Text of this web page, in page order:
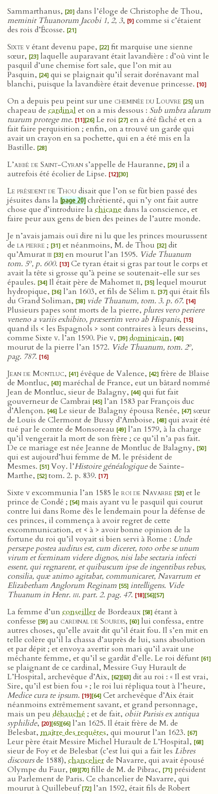
Sammarthanus, [20] dans l’éloge de Christophe de Thou,
meminit Thuanorum Jacobi 1, 2, 3, [9] comme si c’étaient
des rois d’Écosse. [21]
Sixte vétant devenu pape, [22] fit marquise une sienne
sœur, [23] laquelle auparavant était lavandière : d’où vint le
pasquil d’une chemise fort sale, que l’on mit au
Pasquin, [24] qui se plaignait qu’il serait dorénavant mal
blanchi, puisque la lavandière était devenue princesse. [10]
On a depuis peu peint sur une cheminée du Louvre [25] un
chapeau de cardinal et on a mis dessous : Sub umbra alarum
tuarum protege me. [11][26] Le roi [27] en a été fâché et en a
fait faire perquisition ; enfin, on a trouvé un garde qui
avait un crayon en sa pochette, qui en a été mis en la
Bastille. [28]
L’abbé de Saint-Cyrans’appelle de Hauranne, [29] il a
autrefois été écolier de Lipse. [12][30]
Le président de Thoudisait que l’on se fût bien passé des
jésuites dans la [page 20] chrétienté, qui n’y ont fait autre
chose que d’introduire la chicane dans la conscience, et
faire peur aux gens de bien des peines de l’autre monde.
Je n’avais jamais ouï dire ni lu que les princes mourussent
de la pierre ; [31] et néanmoins, M. de Thou [32] dit
qu’Amuratiii [33] en mourut l’an 1595. Vide Thuanum
tom. 5o, p. 600. [13] Ce tyran était si gras par tout le corps et
avait la tête si grosse qu’à peine se soutenait-elle sur ses
épaules. [34] Il était père de Mahometiii, [35] lequel mourut
hydropique, [36] l’an 1603, et fils de Sélim ii. [37] qui était fils
du Grand Soliman, [38] vide Thuanum, tom. 3. p. 67. [14]
Plusieurs papes sont morts de la pierre, plures vero periere
veneno a variis exhibito, præsertim vero ab Hispanis, [15]
quand ils < les Espagnols > sont contraires à leurs desseins,
comme Sixte v. l’an 1590. Pie v, [39] dominicain, [40]
mourut de la pierre l’an 1572. Vide Thuanum, tom. 2o,
pag. 787. [16]
Jean de Montluc, [41] évêque de Valence, [42] frère de Blaise
de Montluc, [43] maréchal de France, eut un bâtard nommé
Jean de Montluc, sieur de Balagny, [44] qui fut fait
gouverneur de Cambrai [45] l’an 1583 par François duc
d’Alençon. [46] Le sieur de Balagny épousa Renée, [47] sœur
de Louis de Clermont de Bussy d’Amboise, [48] qui avait été
tué par le comte de Monsoreau [49] l’an 1579, à la charge
qu’il vengerait la mort de son frère ; ce qu’il n’a pas fait.
De ce mariage est née Jeanne de Montluc de Balagny, [50]
qui est aujourd’hui femme de M. le président de
Mesmes. [51] Voy. l’Histoire généalogiquede Sainte-
Marthe, [52] tom. 2. p. 839. [17]
Sixte vexcommunia l’an 1585 le roi de Navarre [53] et le
prince de Condé ; [54] mais ayant vu le pasquil qui courut
contre lui dans Rome dès le lendemain pour la défense de
ces princes, il commença à avoir regret de cette
excommunication, et < à > avoir bonne opinion de la
fortune du roi qu’il voyait si bien servi à Rome : Unde
persæpe postea auditus est, cum diceret, toto orbe se unum
virum et fœminam videre dignos, nisi labe sectaria infecti
essent, qui regnarent, et quibuscum ipse de ingentibus rebus,
consilia, quæ animo agitabat, communicaret, Navarrum et
Elizabetham Anglorum Reginam [55] intelligens. Vide
Thuanum in Henr. iii. part. 2. pag. 47. [18][56][57]
La femme d’un conseillerde Bordeaux [58] étant à
confesse [59] au cardinal de Sourdis, [60] lui confessa, entre
autres choses, qu’elle avait dit qu’il était fou. Il s’en mit en
telle colère qu’il la chassa d’auprès de lui, sans absolution
et par dépit ; et envoya avertir son mari qu’il avait une
méchante femme, et qu’il se gardât d’elle. Le roi défunt [61]
se plaignant de ce cardinal, Messire Guy Hurault de
L’Hospital, archevêque d’Aix, [62][63] dit au roi : « Il est vrai,
Sire, qu’il est bien fou » ; le roi lui répliqua tout à l’heure,
Medice cura te ipsum. [19][64] Cet archevêque d’Aix était
néanmoins extrêmement savant, et grand personnage,
mais un peu débauché ; et de fait, obiit Parisis ex antiqua
syphilide, [20][65][66] l’an 1625. Il était frère de M. de
Belesbat, maître des requêtes, qui mourut l’an 1623. [67]
Leur père était Messire Michel Hurault de L’Hospital, [68]
sieur de Foy et de Belesbat (c’est lui qui a fait les Libres
discoursde 1588), chancelierde Navarre, qui avait épousé
Olympe du Faur, [69][70] fille de M. de Pibrac, [71] président
au Parlement de Paris. Ce chancelier de Navarre, qui
mourut à Quillebeuf[72] l’an 1592, était fils de Robert